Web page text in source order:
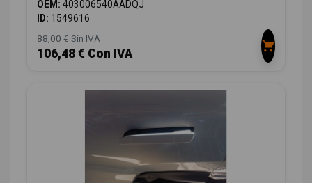
OEM: 403006540AADQJ
ID: 1549616
88,00 € Sin IVA
106,48 € Con IVA